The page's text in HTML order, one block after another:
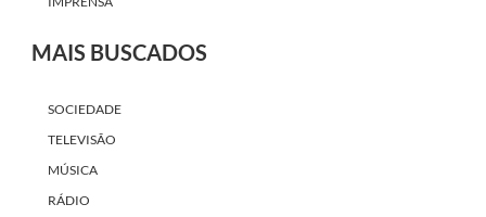
MAIS BUSCADOS
SOCIEDADE
TELEVISÃO
MÚSICA
RÁDIO